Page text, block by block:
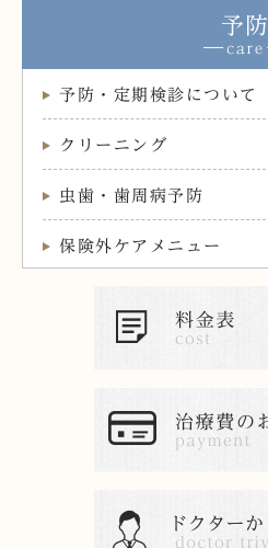
予防
予防・定期検診について
クリーニング
虫歯・歯周病予防
保険外ケアメニュー